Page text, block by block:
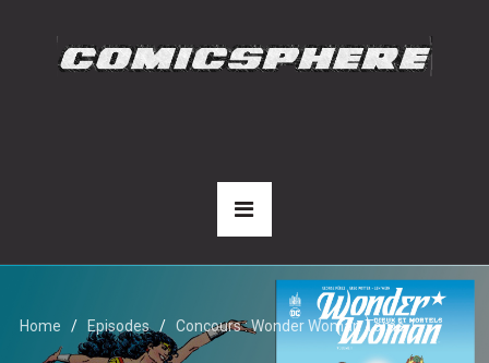
Home Episodes Concours : Wonder Woman Tome 1.